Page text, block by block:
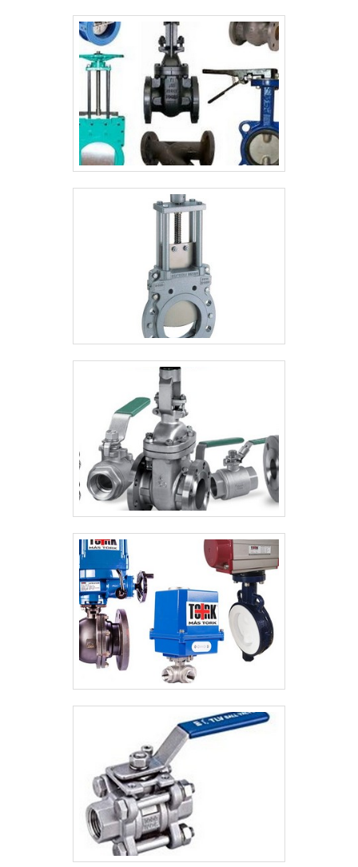
personalizada, o trecho de medição pode
contar com versátil gama de diâmetros,
classe de pressão ou ainda espessuras
para a parede de tubulação. Entre outras
características estão:Rigoroso controle de
qualidade;Melhor custo-
benefício;Comprometimento e
pontualidade;Baixa necessidade de
manutenção.QUALIDADE E COMPETÊNCIA
EM TRECHO RETO DE MEDIÇÃOA Ituflux
Instrumentos de Medição Ltda. foi fundada
com o objetivo principal de fornecer
soluções diferenciadas no ramo da
fabricação de instrumentos de medição.
Contando com profissionais de
experiência singular, está sediada da
cidade de Itu, em São Paulo..